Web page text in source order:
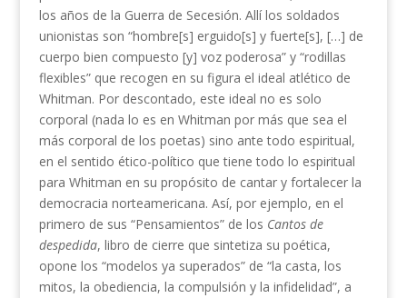
los años de la Guerra de Secesión. Allí los soldados
unionistas son “hombre[s] erguido[s] y fuerte[s], […] de
cuerpo bien compuesto [y] voz poderosa” y “rodillas
flexibles” que recogen en su figura el ideal atlético de
Whitman. Por descontado, este ideal no es solo
corporal (nada lo es en Whitman por más que sea el
más corporal de los poetas) sino ante todo espiritual,
en el sentido ético-político que tiene todo lo espiritual
para Whitman en su propósito de cantar y fortalecer la
democracia norteamericana. Así, por ejemplo, en el
primero de sus “Pensamientos” de los Cantos de
despedida, libro de cierre que sintetiza su poética,
opone los “modelos ya superados” de “la casta, los
mitos, la obediencia, la compulsión y la infidelidad”, a